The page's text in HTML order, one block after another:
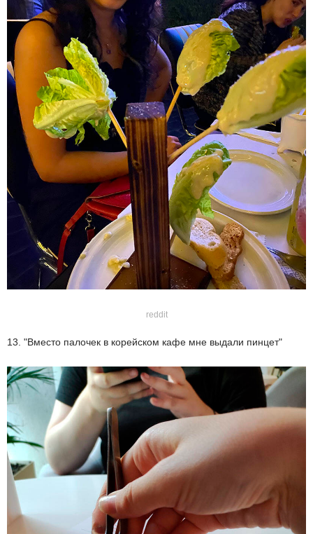
reddit
13. "Вместо палочек в корейском кафе мне выдали пинцет"